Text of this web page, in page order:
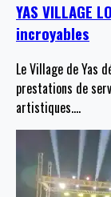
YAS VILLAGE
incroyables
Le Village de Yas
prestations de
artistiques.…